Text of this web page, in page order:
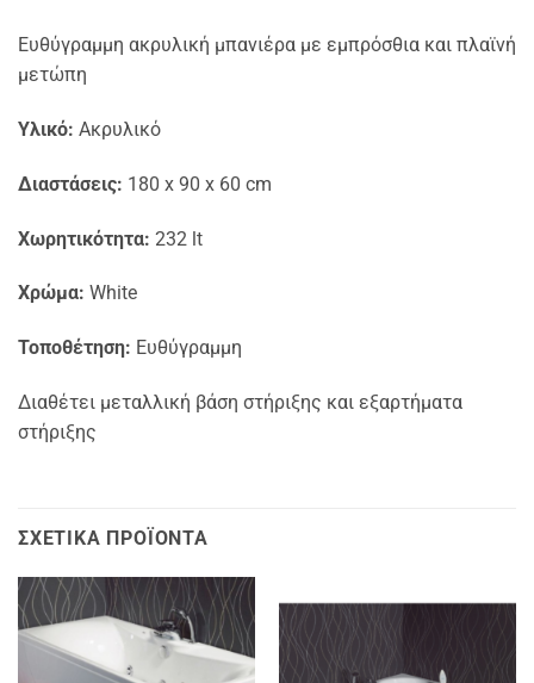
Ευθύγραμμη ακρυλική μπανιέρα με εμπρόσθια και πλαϊνή
μετώπη
Υλικό: Ακρυλικό
Διαστάσεις: 180 x 90 x 60 cm
Χωρητικότητα: 232 lt
Χρώμα: White
Τοποθέτηση: Ευθύγραμμη
Διαθέτει μεταλλική βάση στήριξης και εξαρτήματα
στήριξης
ΣΧΕΤΙΚΆ ΠΡΟΪΌΝΤΑ